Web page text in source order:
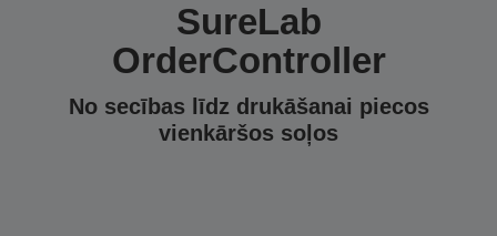
SureLab
OrderController
No secības līdz drukāšanai piecos
vienkāršos soļos